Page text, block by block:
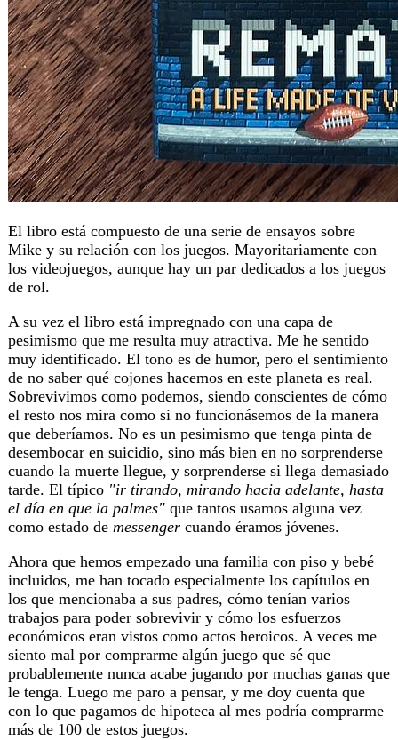
El libro está compuesto de una serie de ensayos sobre
Mike y su relación con los juegos. Mayoritariamente con
los videojuegos, aunque hay un par dedicados a los juegos
de rol.
A su vez el libro está impregnado con una capa de
pesimismo que me resulta muy atractiva. Me he sentido
muy identificado. El tono es de humor, pero el sentimiento
de no saber qué cojones hacemos en este planeta es real.
Sobrevivimos como podemos, siendo conscientes de cómo
el resto nos mira como si no funcionásemos de la manera
que deberíamos. No es un pesimismo que tenga pinta de
desembocar en suicidio, sino más bien en no sorprenderse
cuando la muerte llegue, y sorprenderse si llega demasiado
tarde. El típico "ir tirando, mirando hacia adelante, hasta
el día en que la palmes" que tantos usamos alguna vez
como estado de messenger cuando éramos jóvenes.
Ahora que hemos empezado una familia con piso y bebé
incluidos, me han tocado especialmente los capítulos en
los que mencionaba a sus padres, cómo tenían varios
trabajos para poder sobrevivir y cómo los esfuerzos
económicos eran vistos como actos heroicos. A veces me
siento mal por comprarme algún juego que sé que
probablemente nunca acabe jugando por muchas ganas que
le tenga. Luego me paro a pensar, y me doy cuenta que
con lo que pagamos de hipoteca al mes podría comprarme
más de 100 de estos juegos.